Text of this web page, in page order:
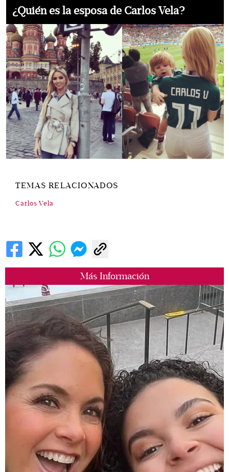
Más Información
¿Quién es la esposa de Carlos Vela?
TEMAS RELACIONADOS
Carlos Vela